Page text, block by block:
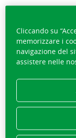
BRUNO
033 225 00 40
SCARICARE IL
Cliccando su
memorizzare i
navigazione del
assistere nelle